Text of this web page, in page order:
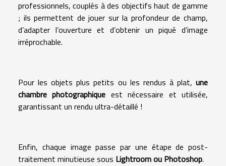
professionnels, couplés à des objectifs haut de gamme
; ils permettent de jouer sur la profondeur de champ,
d’adapter l’ouverture et d’obtenir un piqué d’image
irréprochable.
Pour les objets plus petits ou les rendus à plat, une
chambre photographique est nécessaire et utilisée,
garantissant un rendu ultra-détaillé !
Enfin, chaque image passe par une étape de post-
traitement minutieuse sous Lightroom ou Photoshop.